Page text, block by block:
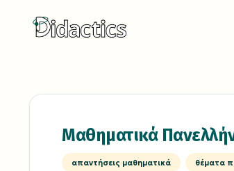
Μαθηματικά
απαντήσεις μαθηματικά θέματα